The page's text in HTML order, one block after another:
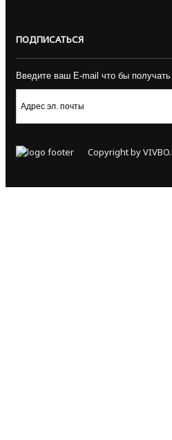
ПОДПИСАТЬСЯ
Введите ваш E-mail что бы
Copyright by